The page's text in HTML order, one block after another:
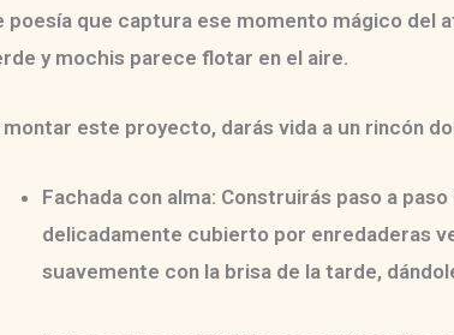
poesía que captura ese momento mágico del
y mochis parece flotar en el aire.
montar este proyecto, darás vida a un rincón
Fachada con alma: Construirás paso a
delicadamente cubierto por enredaderas
suavemente con la brisa de la tarde,